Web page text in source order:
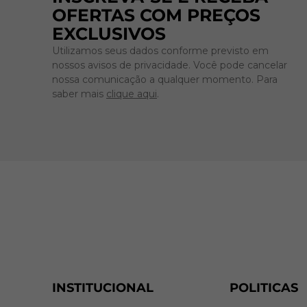
OFERTAS COM PREÇOS
EXCLUSIVOS
Utilizamos seus dados conforme previsto em
nossos avisos de privacidade. Você pode cancelar
nossa comunicação a qualquer momento. Para
saber mais clique aqui.
INSTITUCIONAL POLITICAS